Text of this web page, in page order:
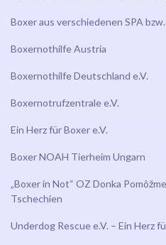
Boxer aus verschiedenen SPA
Boxernothilfe Austria
Boxernothilfe Deutschland e.V.
Boxernotrufzentrale e.V.
Ein Herz für Boxer e.V.
Boxer NOAH Tierheim Ungarn
„Boxer in Not“ OZ Donka
Tschechien
Underdog Rescue e.V. – Ein Herz